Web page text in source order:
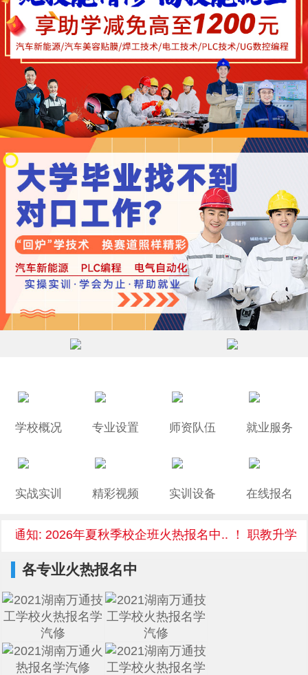
学校概况 专业设置 师资队伍 就业服务
实战实训 精彩视频 实训设备 在线报名
知: 2026年夏秋季校企班火热报名中.. ！ 职教升学/定
各专业火热报名中